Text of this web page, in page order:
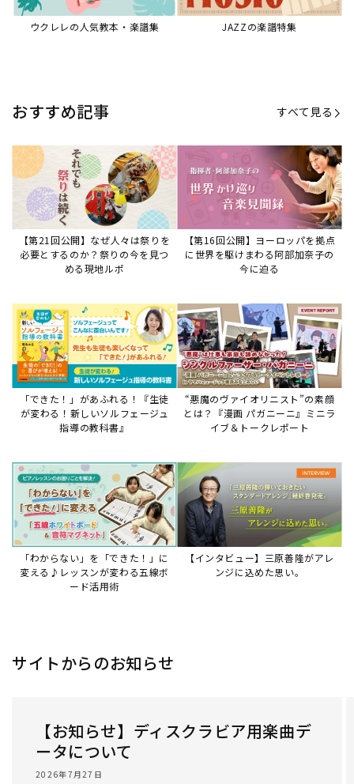
ウクレレの人気教本・楽譜集 JAZZの楽譜特集
おすすめ記事 すべて見る
【第21回公開】なぜ人々は祭りを
必要とするのか？祭りの今を見つ
める現地ルポ
【第16回公開】ヨーロッパを拠点
に世界を駆けまわる阿部加奈子の
今に迫る
「できた！」があふれる！『生徒
が変わる！新しいソルフェージュ
指導の教科書』
“悪魔のヴァイオリニスト”の素顔
とは？『漫画 パガニーニ』ミニラ
イブ＆トークレポート
「わからない」を「できた！」に
変える♪レッスンが変わる五線ボ
ード活用術
【インタビュー】三原善隆がアレ
ンジに込めた思い。
サイトからのお知らせ
【お知らせ】ディスクラビア用楽曲デ
ータについて
2026年7月27日